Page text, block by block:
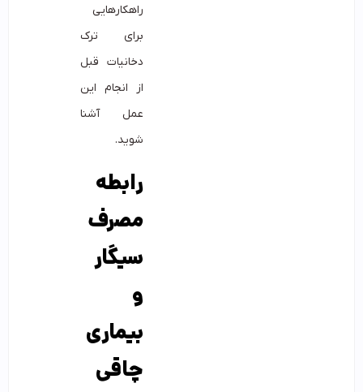
راهکارهایی
برای ترک
دخانیات قبل
از انجام این
عمل آشنا
شوید.
رابطه
مصرف
سیگار
بیماری
چاقی